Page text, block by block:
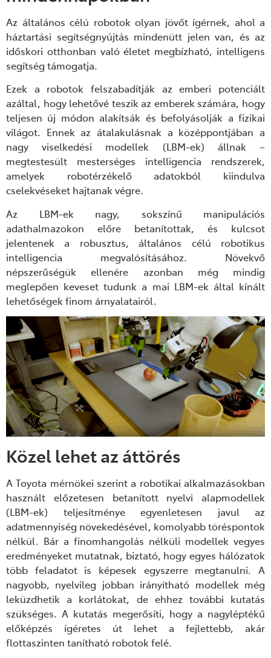
Az általános célú robotok olyan jövőt ígérnek, ahol a
háztartási segítségnyújtás mindenütt jelen van, és az
időskori otthonban való életet megbízható, intelligens
segítség támogatja.
Ezek a robotok felszabadítják az emberi potenciált
azáltal, hogy lehetővé teszik az emberek számára, hogy
teljesen új módon alakítsák és befolyásolják a fizikai
világot. Ennek az átalakulásnak a középpontjában a
nagy viselkedési modellek (LBM-ek) állnak –
megtestesült mesterséges intelligencia rendszerek,
amelyek robotérzékelő adatokból kiindulva
cselekvéseket hajtanak végre.
Az LBM-ek nagy, sokszínű manipulációs
adathalmazokon előre betanítottak, és kulcsot
jelentenek a robusztus, általános célú robotikus
intelligencia megvalósításához. Növekvő
népszerűségük ellenére azonban még mindig
meglepően keveset tudunk a mai LBM-ek által kínált
lehetőségek finom árnyalatairól.
Közel lehet az áttörés
A Toyota mérnökei szerint a robotikai alkalmazásokban
használt előzetesen betanított nyelvi alapmodellek
(LBM-ek) teljesítménye egyenletesen javul az
adatmennyiség növekedésével, komolyabb töréspontok
nélkül. Bár a finomhangolás nélküli modellek vegyes
eredményeket mutatnak, biztató, hogy egyes hálózatok
több feladatot is képesek egyszerre megtanulni. A
nagyobb, nyelvileg jobban irányítható modellek még
leküzdhetik a korlátokat, de ehhez további kutatás
szükséges. A kutatás megerősíti, hogy a nagyléptékű
előképzés ígéretes út lehet a fejlettebb, akár
flottaszinten tanítható robotok felé.